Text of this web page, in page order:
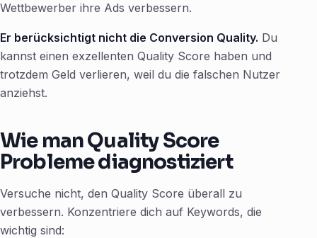
Wettbewerber ihre Ads verbessern.
Er berücksichtigt nicht die Conversion Quality. Du
kannst einen exzellenten Quality Score haben und
trotzdem Geld verlieren, weil du die falschen Nutzer
anziehst.
Wie man Quality Score
Probleme diagnostiziert
Versuche nicht, den Quality Score überall zu
verbessern. Konzentriere dich auf Keywords, die
wichtig sind: